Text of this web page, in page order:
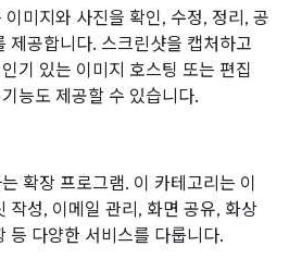
미지와 사진을 확인, 수정, 정리, 공
제공합니다. 스크린샷을 캡처하고
기 있는 이미지 호스팅 또는 편집
능도 제공할 수 있습니다.
확장 프로그램. 이 카테고리는 이
작성, 이메일 관리, 화면 공유, 화상
등 다양한 서비스를 다룹니다.